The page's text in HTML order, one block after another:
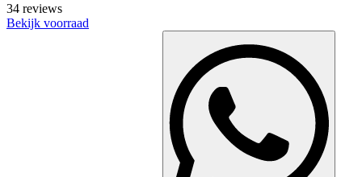
34 reviews
Bekijk voorraad